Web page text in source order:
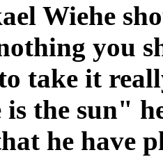
Wiehe
you
to take it
the sun"
he have